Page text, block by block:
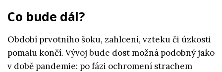
Co bude dál?
Období prvotního šoku, zahlcení, vzteku či úzkosti
pomalu končí. Vývoj bude dost možná podobný jako
v době pandemie: po fázi ochromení strachem